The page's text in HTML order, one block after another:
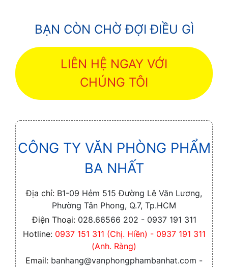
BẠN CÒN CHỜ ĐỢI ĐIỀU GÌ
LIÊN HỆ NGAY VỚI
CHÚNG TÔI
CÔNG TY VĂN PHÒNG PHẨM
BA NHẤT
Địa chỉ: B1-09 Hẻm 515 Đường Lê Văn Lương,
Phường Tân Phong, Q.7, Tp.HCM
Điện Thoại: 028.66566 202 - 0937 191 311
Hotline: 0937 151 311 (Chị. Hiền) - 0937 191 311
(Anh. Ràng)
Email: banhang@vanphongphambanhat.com -